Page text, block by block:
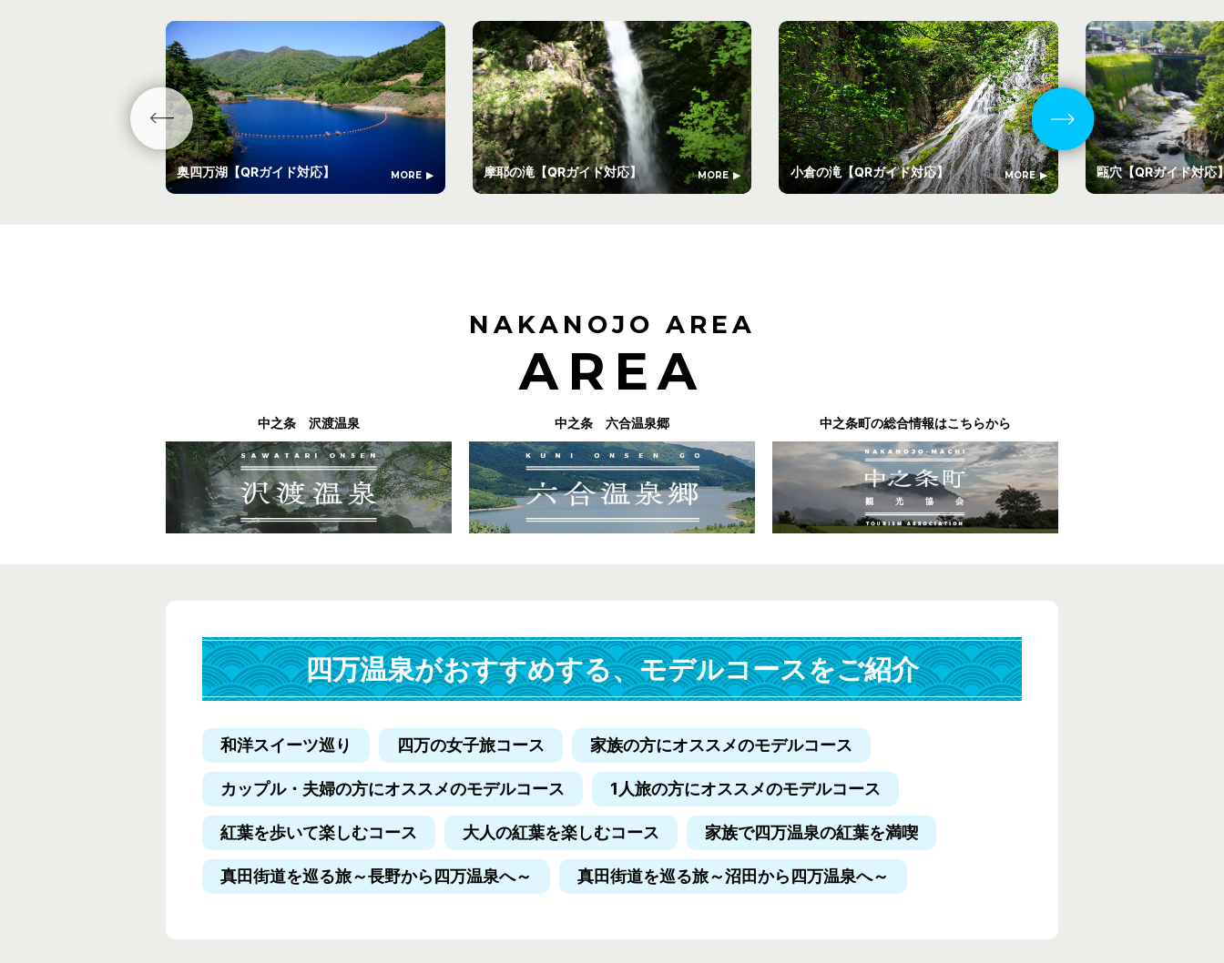
奥四万湖【QRガイド対応】 MORE 摩耶の滝【QRガイド対応】 MORE 小倉の滝【QRガイド対応】 MORE 甌穴【QRガイド対
NAKANOJO AREA
AREA
中之条 沢渡温泉 中之条 六合温泉郷 中之条町の総合情報はこちらから
四万温泉がおすすめする、モデルコースをご紹介
和洋スイーツ巡り 四万の女子旅コース 家族の方にオススメのモデルコース
カップル・夫婦の方にオススメのモデルコース 1人旅の方にオススメのモデルコース
紅葉を歩いて楽しむコース 大人の紅葉を楽しむコース 家族で四万温泉の紅葉を満喫
真田街道を巡る旅～長野から四万温泉へ～ 真田街道を巡る旅～沼田から四万温泉へ～